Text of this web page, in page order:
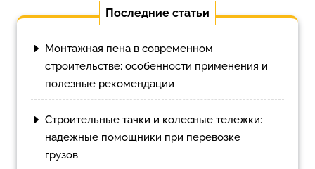
Последние статьи
Монтажная пена в современном
строительстве: особенности применения и
полезные рекомендации
Строительные тачки и колесные тележки:
надежные помощники при перевозке
грузов